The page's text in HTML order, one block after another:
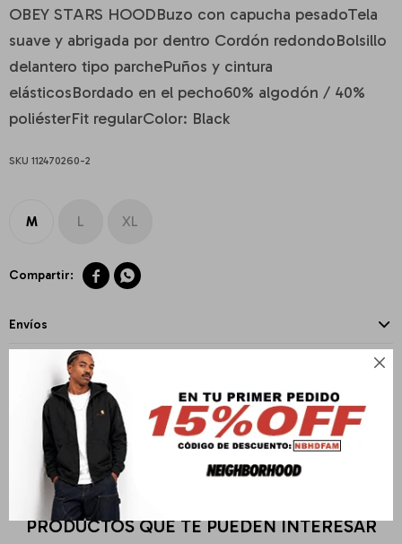

OBEY STARS HOODBuzo con capucha pesadoTela
suave y abrigada por dentro Cordón redondoBolsillo
delantero tipo parchePuños y cintura
elásticosBordado en el pecho60% algodón / 40%
poliésterFit regularColor: Black
112470260-2
M L XL
 
Envíos
Cambios y Devoluciones
Medios de pago
PRODUCTOS QUE TE PUEDEN INTERESAR